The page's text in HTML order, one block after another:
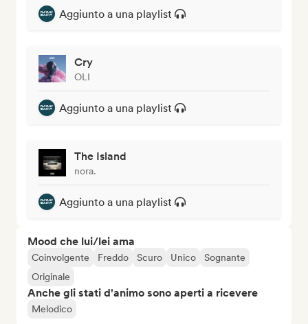
Aggiunto a una playlist
Cry
OLI
Aggiunto a una playlist
The Island
nora.
Aggiunto a una playlist
Mood che lui/lei ama
Coinvolgente Freddo Scuro Unico
Sognante
Originale
Anche gli stati d'animo sono aperti a ricevere
Melodico